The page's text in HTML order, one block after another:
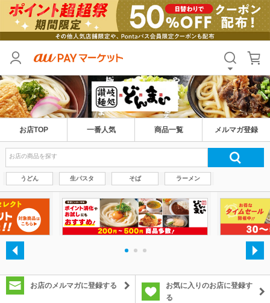
お店TOP 一番人気 商品一覧 メルマガ登録
うどん 生パスタ そば ラーメン
お店のメルマガに登録する
お気に入りのお店に登録す
る